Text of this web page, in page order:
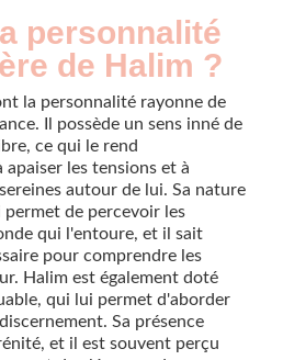
personnalité
de Halim ?
la personnalité rayonne de
Il possède un sens inné de
ce qui le rend
les tensions et à
autour de lui. Sa nature
de percevoir les
qui l'entoure, et il sait
pour comprendre les
Halim est également doté
qui lui permet d'aborder
Sa présence
et il est souvent perçu